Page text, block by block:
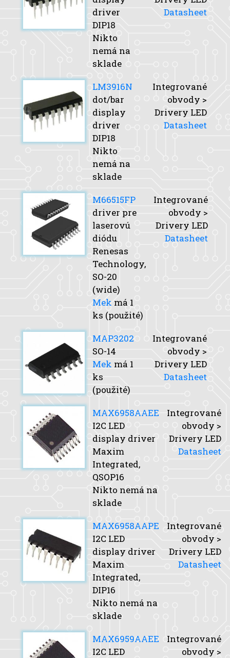
driver
DIP18
Nikto
nemá na
sklade
Datasheet
LM3916N
dot/bar
display
driver
DIP18
Nikto
nemá na
sklade
Integrované
obvody >
Drivery LED
Datasheet
M66515FP
driver pre
laserovú
diódu
Renesas
Technology,
SO-20
(wide)
Mek má 1
ks (použité)
Integrované
obvody >
Drivery LED
Datasheet
MAP3202
SO-14
Mek má 1
ks
(použité)
Integrované
obvody >
Drivery LED
Datasheet
MAX6958AAEE
I2C LED
display driver
Maxim
Integrated,
QSOP16
Nikto nemá na
sklade
Integrované
obvody >
Drivery LED
Datasheet
MAX6958AAPE
I2C LED
display driver
Maxim
Integrated,
DIP16
Nikto nemá na
sklade
Integrované
obvody >
Drivery LED
Datasheet
MAX6959AAEE
I2C LED
Integrované
obvody >